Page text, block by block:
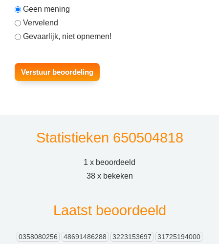
Geen mening
Vervelend
Gevaarlijk, niet opnemen!
Statistieken 650504818
1 x beoordeeld
38 x bekeken
Laatst beoordeeld
0358080256 48691486288 3223153697 31725194000